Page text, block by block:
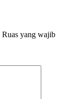
Ruas yang wajib